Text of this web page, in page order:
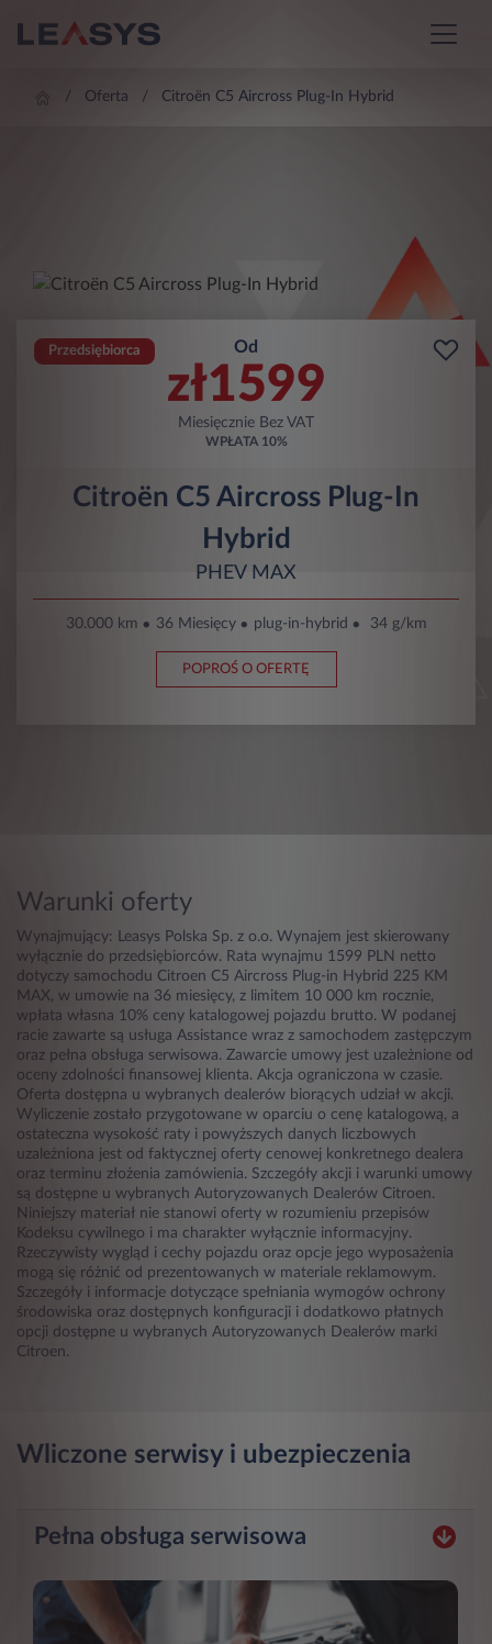
Oferta Citroën C5 Aircross Plug-In Hybrid
Przedsiębiorca Od
zł1599
Miesięcznie Bez VAT
WPŁATA 10%
Citroën C5 Aircross Plug-In
Hybrid
PHEV MAX
30.000 km 36 Miesięcy plug-in-hybrid 34 g/km
POPROŚ O OFERTĘ
Warunki oferty
Wynajmujący: Leasys Polska Sp. z o.o. Wynajem jest skierowany
wyłącznie do przedsiębiorców. Rata wynajmu 1599 PLN netto
dotyczy samochodu Citroen C5 Aircross Plug-in Hybrid 225 KM
MAX, w umowie na 36 miesięcy, z limitem 10 000 km rocznie,
wpłata własna 10% ceny katalogowej pojazdu brutto. W podanej
racie zawarte są usługa Assistance wraz z samochodem zastępczym
oraz pełna obsługa serwisowa. Zawarcie umowy jest uzależnione od
oceny zdolności finansowej klienta. Akcja ograniczona w czasie.
Oferta dostępna u wybranych dealerów biorących udział w akcji.
Wyliczenie zostało przygotowane w oparciu o cenę katalogową, a
ostateczna wysokość raty i powyższych danych liczbowych
uzależniona jest od faktycznej oferty cenowej konkretnego dealera
oraz terminu złożenia zamówienia. Szczegóły akcji i warunki umowy
są dostępne u wybranych Autoryzowanych Dealerów Citroen.
Niniejszy materiał nie stanowi oferty w rozumieniu przepisów
Kodeksu cywilnego i ma charakter wyłącznie informacyjny.
Rzeczywisty wygląd i cechy pojazdu oraz opcje jego wyposażenia
mogą się różnić od prezentowanych w materiale reklamowym.
Szczegóły i informacje dotyczące spełniania wymogów ochrony
środowiska oraz dostępnych konfiguracji i dodatkowo płatnych
opcji dostępne u wybranych Autoryzowanych Dealerów marki
Citroen.
Wliczone serwisy i ubezpieczenia
Pełna obsługa serwisowa